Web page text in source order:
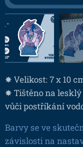
✸ Velikost: 7 x 10
✸ Tištěno na
vůči postříkání
Barvy se ve
závislosti na